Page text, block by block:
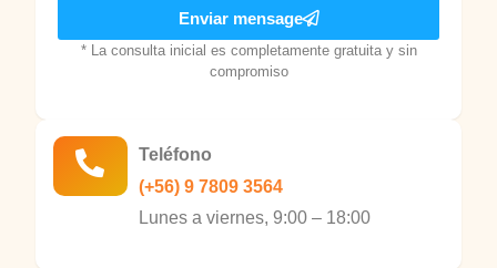
Enviar mensage
* La consulta inicial es completamente gratuita y sin
compromiso
Teléfono
(+56) 9 7809 3564
Lunes a viernes, 9:00 – 18:00